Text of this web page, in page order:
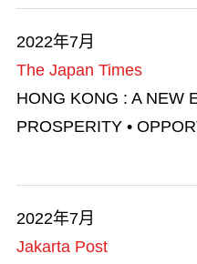
金融服务
商业机遇
香港品牌
艺术与文化
2022年7月
The Japan Times
HONG KONG : A NEW
PROSPERITY •
2022年7月
Jakarta Post